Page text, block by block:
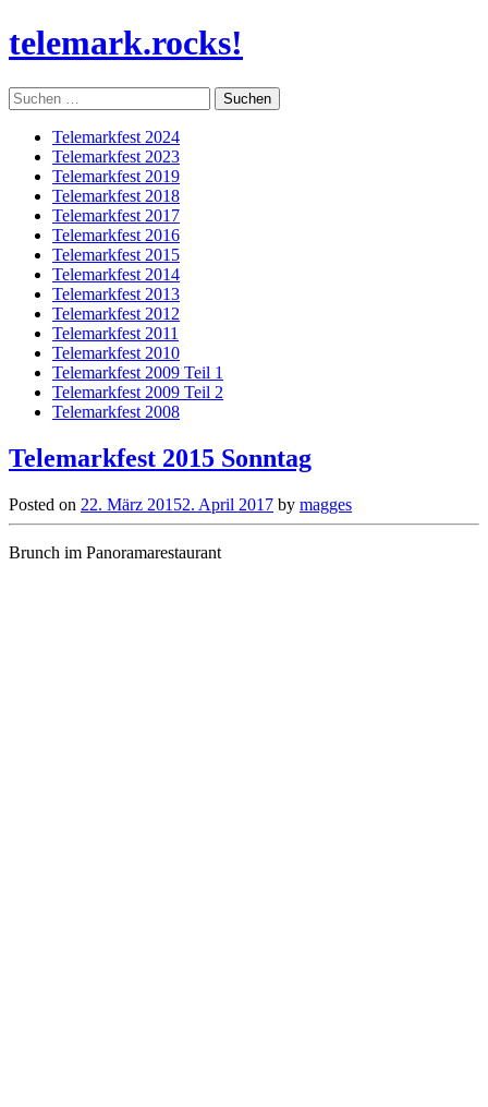
Skip
to
telemark.rocks!
Suchen
nach:
Telemarkfest 2024
Telemarkfest 2023
Telemarkfest 2019
Telemarkfest 2018
Telemarkfest 2017
Telemarkfest 2016
Telemarkfest 2015
Telemarkfest 2014
Telemarkfest 2013
Telemarkfest 2012
Telemarkfest 2011
Telemarkfest 2010
Telemarkfest 2009 Teil 1
Telemarkfest 2009 Teil 2
Telemarkfest 2008
Telemarkfest 2015 Sonntag
Posted on 22. März 20152. April 2017 by magges
Brunch im Panoramarestaurant